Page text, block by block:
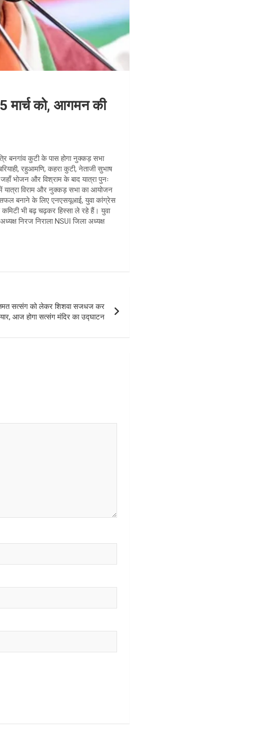
मार्च को, आगमन की
बनगांव कुटी के पास होगा नुक्कड़ सभा
रहुआमणि, कहरा कुटी, नेताजी सुभाष
भोजन और विश्राम के बाद यात्रा पुनः
यात्रा विराम और नुक्कड़ सभा का आयोजन
सफल बनाने के लिए एनएसयूआई, युवा कांग्रेस
भी बढ़ चढ़कर हिस्सा ले रहे हैं। युवा
निरज निराला NSUI जिला अध्यक्ष
सत्संग को लेकर शिशवा सजधज कर
आज होगा सत्संग मंदिर का उद्घाटन